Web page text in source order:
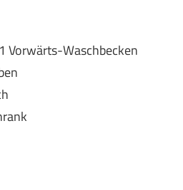
Vorwärts-Waschbecken